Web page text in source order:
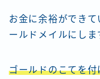
お金に余裕ができ
ールドメイルにしま
ゴールドのこてを